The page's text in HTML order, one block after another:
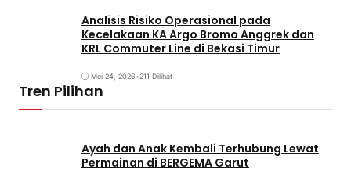
Analisis Risiko Operasional pada
Kecelakaan KA Argo Bromo Anggrek dan
KRL Commuter Line di Bekasi Timur
Mei 24, 2026•211 Dilihat
Tren Pilihan
Ayah dan Anak Kembali Terhubung Lewat
Permainan di BERGEMA Garut